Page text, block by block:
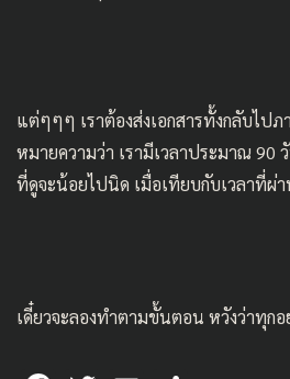
แต่ๆๆๆ เราต้องส่งเอกสารทั้งกลับไป
หมายความว่า เรามีเวลาประมาณ 90
ที่ดูจะน้อยไปนิด เมื่อเทียบกับเวลาที่ผ่
เดี๋ยวจะลองทำตามขั้นตอน หวังว่าทุกอ